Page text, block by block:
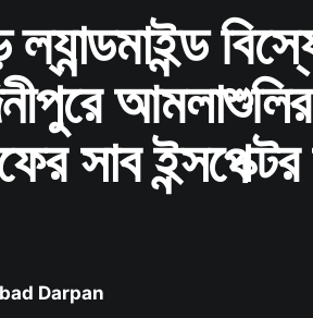
সাব
Darpan